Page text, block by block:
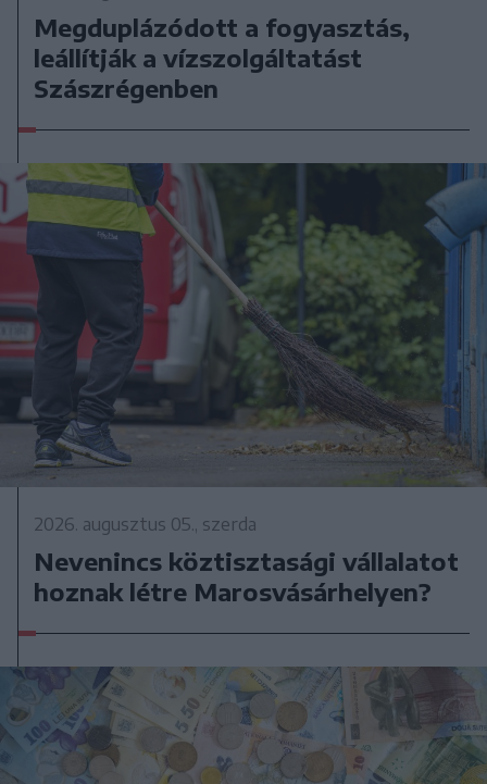
Megduplázódott a fogyasztás,
leállítják a vízszolgáltatást
Szászrégenben
2026. augusztus 05., szerda
Nevenincs köztisztasági vállalatot
hoznak létre Marosvásárhelyen?